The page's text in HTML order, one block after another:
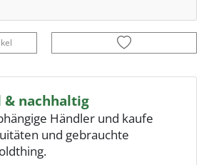
& nachhaltig
Händler und kaufe
und gebrauchte